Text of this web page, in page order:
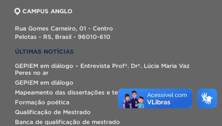
CAMPUS ANGLO
Rua Gomes Carneiro, 01 - Centro
Pelotas - RS, Brasil - 96010-610
ÚLTIMAS NOTÍCIAS
GEPIEM em diálogo – Entrevista Profª. Drª. Lúcia Maria Vaz
Peres no ar
GEPIEM em diálogo
Mapeamento das dissertações e teses do GEPIEM
Formação poética
Qualificação de Mestrado
Banca de qualificação de mestrado